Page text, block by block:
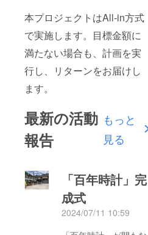
本プロジェクトはAll-in方式
で実施します。目標金額に
満たない場合も、計画を実
行し、リターンをお届けし
ます。
最新の活動
報告
もっと
見る
「百年時計」完
成式
2024/07/11 10:59